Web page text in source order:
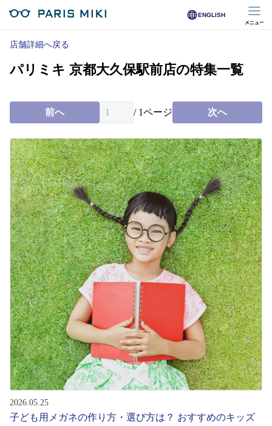
ENGLISH
メニュー
マイページ
Opera Club会員
オンラインショップ会員
店舗を探す
店舗検索/来店予約
商品を探す
メガネ
レンズ
サングラス
補聴器
コンタクトレンズ
店舗詳細へ戻る
パリミキ 京都大久保駅前店の特集一覧
前へ / 1ページ 次へ
2026.05.25
子ども用メガネの作り方・選び方は？ おすすめのキッズ